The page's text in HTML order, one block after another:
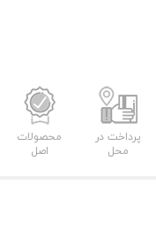
پرداخت در
محل
محصولات
اصل